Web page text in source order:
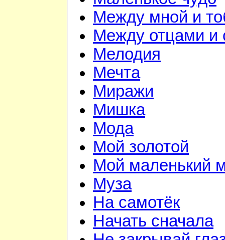
Между мной и
Между отцами и
Мелодия
Мечта
Миражи
Мишка
Мода
Мой золотой
Мой маленький
Муза
На самотёк
Начать сначала